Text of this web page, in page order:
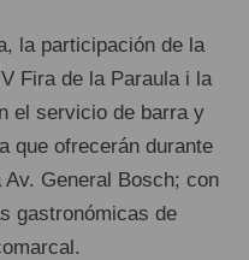
la participación de la
Fira de la Paraula i la
el servicio de barra y
que ofrecerán durante
General Bosch; con
gastronómicas de